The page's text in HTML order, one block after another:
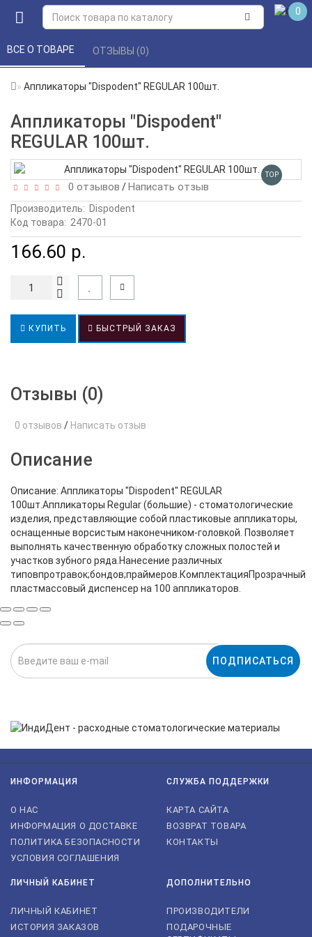
0
Аппликаторы "Dispodent" REGULAR 100шт.
Аппликаторы "Dispodent"
REGULAR 100шт.
ВСЕ О ТОВАРЕ ОТЗЫВЫ (0)
TOP
0 отзывов /Написать отзыв
Производитель: Dispodent
Код товара: 2470-01
166.60 р.
КУПИТЬ БЫСТРЫЙ ЗАКАЗ
Отзывы (0)
0 отзывов / Написать отзыв
Описание
Описание: Аппликаторы "Dispodent" REGULAR
100шт.Аппликаторы Regular (большие) - стоматологические
изделия, представляющие собой пластиковые аппликаторы,
оснащенные ворсистым наконечником-головкой. Позволяет
выполнять качественную обработку сложных полостей и
участков зубного ряда.Нанесение различных
типовпротравок;бондов;праймеров.КомплектацияПрозрачный
пластмассовый диспенсер на 100 аппликаторов.
ПОДПИСАТЬСЯ
ИНФОРМАЦИЯ
О НАС
ИНФОРМАЦИЯ О ДОСТАВКЕ
ПОЛИТИКА БЕЗОПАСНОСТИ
УСЛОВИЯ СОГЛАШЕНИЯ
СЛУЖБА ПОДДЕРЖКИ
КАРТА САЙТА
ВОЗВРАТ ТОВАРА
КОНТАКТЫ
ЛИЧНЫЙ КАБИНЕТ
ЛИЧНЫЙ КАБИНЕТ
ИСТОРИЯ ЗАКАЗОВ
ДОПОЛНИТЕЛЬНО
ПРОИЗВОДИТЕЛИ
ПОДАРОЧНЫЕ